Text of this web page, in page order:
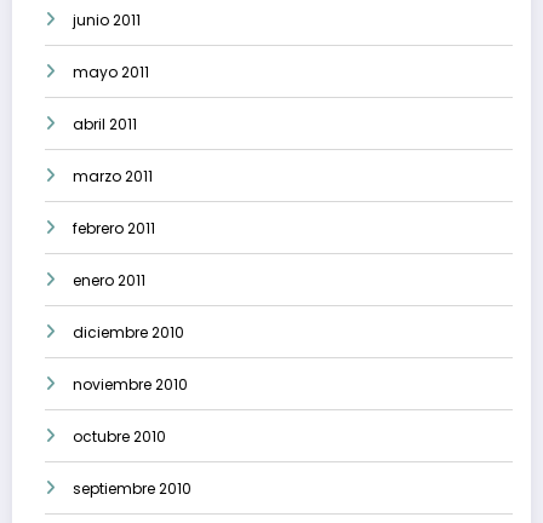
junio 2011
mayo 2011
abril 2011
marzo 2011
febrero 2011
enero 2011
diciembre 2010
noviembre 2010
octubre 2010
septiembre 2010